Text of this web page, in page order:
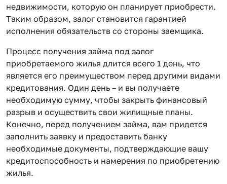
недвижимости, которую он планирует приобрести.
Таким образом, залог становится гарантией
исполнения обязательств со стороны заемщика.
Процесс получения займа под залог
приобретаемого жилья длится всего 1 день, что
является его преимуществом перед другими видами
кредитования. Один день – и вы получаете
необходимую сумму, чтобы закрыть финансовый
разрыв и осуществить свои жилищные планы.
Конечно, перед получением займа, вам придется
заполнить заявку и предоставить банку
необходимые документы, подтверждающие вашу
кредитоспособность и намерения по приобретению
жилья.